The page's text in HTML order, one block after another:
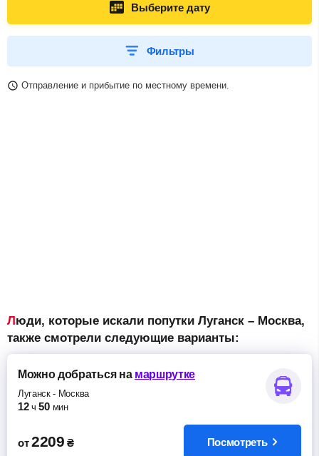
Выберите дату
Фильтры
Отправление и прибытие по местному времени.
Люди, которые искали попутки Луганск – Москва,
также смотрели следующие варианты:
Можно добратьсяна маршрутке
Луганск- Москва
12 ч 50 мин
от 2209 ₴ Посмотреть